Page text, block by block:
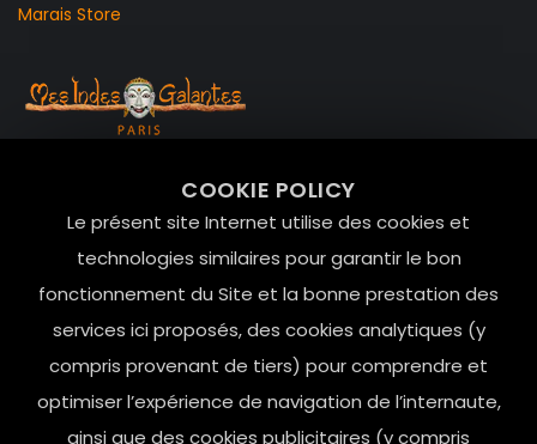
COOKIE POLICY
Le présent site Internet utilise des cookies et
technologies similaires pour garantir le bon
fonctionnement du Site et la bonne prestation des
services ici proposés, des cookies analytiques (y
compris provenant de tiers) pour comprendre et
optimiser l’expérience de navigation de l’internaute,
ainsi que des cookies publicitaires (y compris
Marais Store
Le Marais, 75004 Paris
contact@mesindesgalantes.com
01.42.72.42.51